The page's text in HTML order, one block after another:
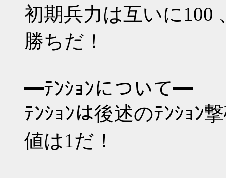
初期兵力は互いに100
勝ちだ！
━ﾃﾝｼｮﾝについて━
ﾃﾝｼｮﾝは後述のﾃﾝｼｮﾝ
値は1だ！